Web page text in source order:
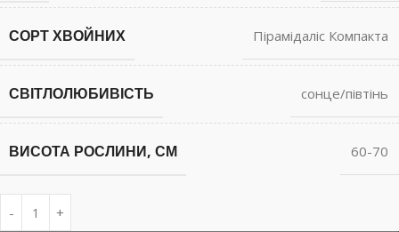
СОРТ ХВОЙНИХ Пірамідаліс Компакта
СВІТЛОЛЮБИВІСТЬ сонце/півтінь
ВИСОТА РОСЛИНИ, СМ 60-70